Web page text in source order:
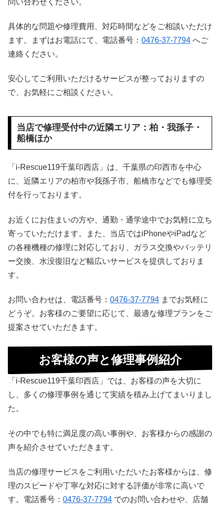
具体的な問題や修理費用、対応時間などをご相談いただけ
ます。まずはお電話にて、電話番号： 0476-37-7794 へご
連絡ください。
安心してご利用いただけるサービスが整っておりますの
で、お気軽にご相談ください。
当店で修理受付中の近隣エリア：柏・我孫子・
船橋ほか
「i-Rescue119千葉印西店」は、千葉県の印西市を中心
に、近隣エリアの柏市や我孫子市、船橋市などでも修理受
付を行っております。
お近くにお住まいの方や、通勤・通学途中でお気軽に立ち
寄っていただけます。また、当店ではiPhoneやiPadなど
の各種機種の修理に対応しており、ガラス交換やバッテリ
ー交換、水没復旧など幅広いサービスを提供しておりま
す。
お問い合わせは、電話番号： 0476-37-7794 までお気軽に
どうぞ。お客様のご要望に応じて、最適な修理プランをご
提案させていただきます。
お客様の声と修理事例紹介
「i-Rescue119千葉印西店」では、お客様の声を大切に
し、多くの修理事例を通じて実績を積み上げてまいりまし
た。
その中でも特に満足度の高い事例や、お客様からの感謝の
声を紹介させていただきます。
当店の修理サービスをご利用いただいたお客様からは、修
理のスピードや丁寧な対応に対する評価が非常に高いで
す。電話番号： 0476-37-7794 でのお問い合わせや、店舗